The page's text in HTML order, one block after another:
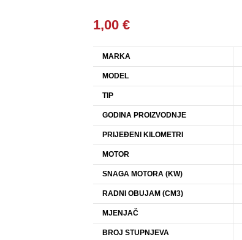
1,00€
MARKA
MODEL
TIP
GODINA PROIZVODNJE
PRIJEĐENI KILOMETRI
MOTOR
SNAGA MOTORA (KW)
RADNI OBUJAM (CM3)
MJENJAČ
BROJ STUPNJEVA